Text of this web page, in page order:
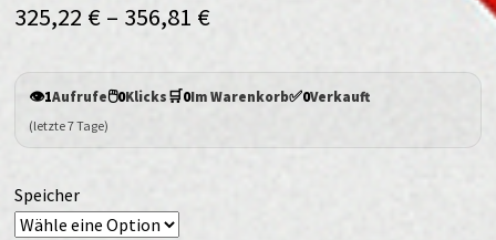
325,22 € – 356,81 €
👁️1Aufrufe🖱️0Klicks🛒0Im Warenkorb✅0Verkauft
(letzte 7 Tage)
Speicher